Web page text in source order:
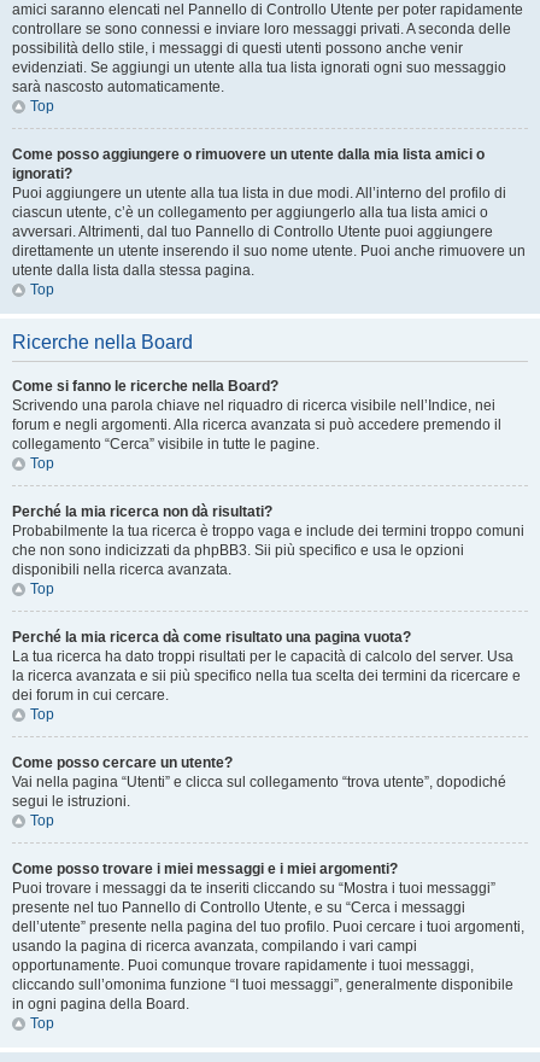
amici saranno elencati nel Pannello di Controllo Utente per poter rapidamente
controllare se sono connessi e inviare loro messaggi privati. A seconda delle
possibilità dello stile, i messaggi di questi utenti possono anche venir
evidenziati. Se aggiungi un utente alla tua lista ignorati ogni suo messaggio
sarà nascosto automaticamente.
Top
Come posso aggiungere o rimuovere un utente dalla mia lista amici o
ignorati?
Puoi aggiungere un utente alla tua lista in due modi. All’interno del profilo di
ciascun utente, c’è un collegamento per aggiungerlo alla tua lista amici o
avversari. Altrimenti, dal tuo Pannello di Controllo Utente puoi aggiungere
direttamente un utente inserendo il suo nome utente. Puoi anche rimuovere un
utente dalla lista dalla stessa pagina.
Top
Ricerche nella Board
Come si fanno le ricerche nella Board?
Scrivendo una parola chiave nel riquadro di ricerca visibile nell’Indice, nei
forum e negli argomenti. Alla ricerca avanzata si può accedere premendo il
collegamento “Cerca” visibile in tutte le pagine.
Top
Perché la mia ricerca non dà risultati?
Probabilmente la tua ricerca è troppo vaga e include dei termini troppo comuni
che non sono indicizzati da phpBB3. Sii più specifico e usa le opzioni
disponibili nella ricerca avanzata.
Top
Perché la mia ricerca dà come risultato una pagina vuota?
La tua ricerca ha dato troppi risultati per le capacità di calcolo del server. Usa
la ricerca avanzata e sii più specifico nella tua scelta dei termini da ricercare e
dei forum in cui cercare.
Top
Come posso cercare un utente?
Vai nella pagina “Utenti” e clicca sul collegamento “trova utente”, dopodiché
segui le istruzioni.
Top
Come posso trovare i miei messaggi e i miei argomenti?
Puoi trovare i messaggi da te inseriti cliccando su “Mostra i tuoi messaggi”
presente nel tuo Pannello di Controllo Utente, e su “Cerca i messaggi
dell’utente” presente nella pagina del tuo profilo. Puoi cercare i tuoi argomenti,
usando la pagina di ricerca avanzata, compilando i vari campi
opportunamente. Puoi comunque trovare rapidamente i tuoi messaggi,
cliccando sull’omonima funzione “I tuoi messaggi”, generalmente disponibile
in ogni pagina della Board.
Top